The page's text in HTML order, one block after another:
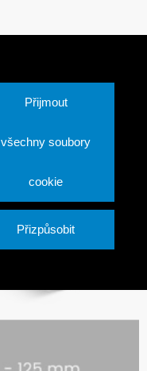
Přijmout
všechny soubory
cookie
Přizpůsobit